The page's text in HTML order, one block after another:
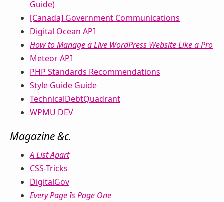
Guide)
[Canada] Government Communications
Digital Ocean API
How to Manage a Live WordPress Website Like a Pro
Meteor API
PHP Standards Recommendations
Style Guide Guide
TechnicalDebtQuadrant
WPMU DEV
Magazine &c.
A List Apart
CSS-Tricks
DigitalGov
Every Page Is Page One